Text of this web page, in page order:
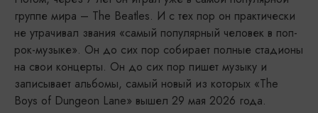
группе мира – The Beatles. И с тех пор он практически
не утрачивал звания «самый популярный человек в поп-
рок-музыке». Он до сих пор собирает полные стадионы
на свои концерты. Он до сих пор пишет музыку и
записывает альбомы, самый новый из которых «The
Boys of Dungeon Lane» вышел 29 мая 2026 года.